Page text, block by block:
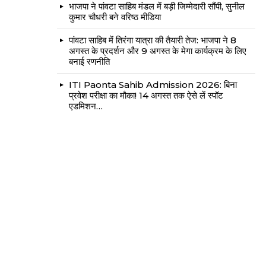
भाजपा ने पांवटा साहिब मंडल में बड़ी जिम्मेदारी सौंपी, सुनील
कुमार चौधरी बने वरिष्ठ मीडिया
पांवटा साहिब में तिरंगा यात्रा की तैयारी तेज: भाजपा ने 8
अगस्त के प्रदर्शन और 9 अगस्त के मेगा कार्यक्रम के लिए
बनाई रणनीति
ITI Paonta Sahib Admission 2026: बिना
प्रवेश परीक्षा का मौका! 14 अगस्त तक ऐसे लें स्पॉट
एडमिशन…